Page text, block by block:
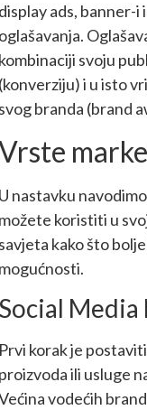
ads, banner-
svoju
i u isto
branda (brand
nastavku
koristiti u
kako što
korak je
ili usluge
vodećih